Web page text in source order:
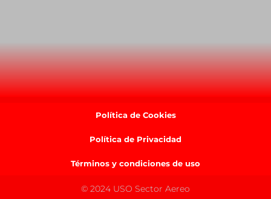
Política de Cookies
Política de Privacidad
Términos y condiciones de uso
© 2024 USO Sector Aereo